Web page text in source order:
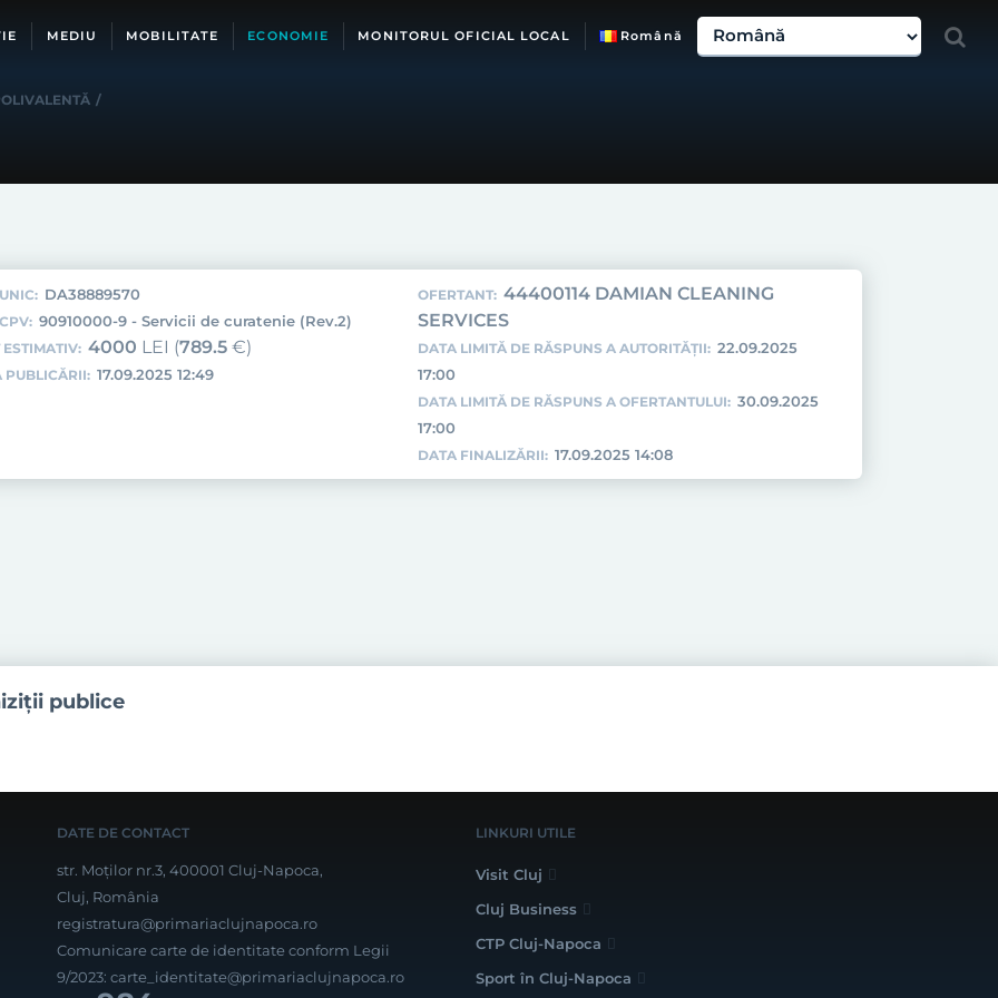
MEDIU MOBILITATE ECONOMIE MONITORUL OFICIAL LOCAL Română
/
DA38889570
90910000-9 - Servicii de curatenie (Rev.2)
ESTIMATIV: 4000 LEI (789.5€)
PUBLICĂRII: 17.09.2025 12:49
OFERTANT: 44400114 DAMIAN CLEANING
SERVICES
DATA LIMITĂ DE RĂSPUNS A AUTORITĂȚII: 22.09.2025
17:00
DATA LIMITĂ DE RĂSPUNS A OFERTANTULUI: 30.09.2025
17:00
DATA FINALIZĂRII: 17.09.2025 14:08
publice
DATE DE CONTACT
str. Moților nr.3, 400001 Cluj-Napoca,
Cluj, România
registratura@primariaclujnapoca.ro
Comunicare carte de identitate conform Legii
9/2023: carte_identitate@primariaclujnapoca.ro
LINKURI UTILE
Visit Cluj
Cluj Business
CTP Cluj-Napoca
Sport în Cluj-Napoca